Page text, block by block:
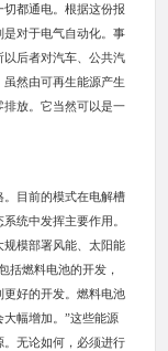
都通电。根据这份报
对于电气自动化。事
后者对汽车、公共汽
然由可再生能源产生
放。它当然可以是一
目前的模式在电解槽
统中发挥主要作用。
模部署风能、太阳能
括燃料电池的开发，
好的开发。燃料电池
幅增加。”这些能源
无论如何，必须进行